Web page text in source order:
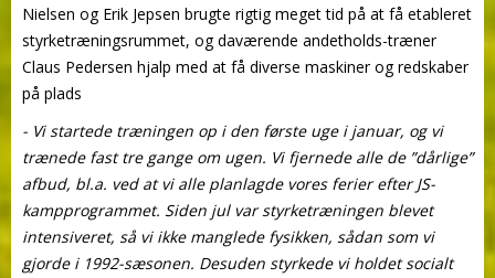
Nielsen og Erik Jepsen brugte rigtig meget tid på at få etableret
styrketræningsrummet, og daværende andetholds-træner
Claus Pedersen hjalp med at få diverse maskiner og redskaber
på plads
- Vi startede træningen op i den første uge i januar, og vi
trænede fast tre gange om ugen. Vi fjernede alle de ”dårlige”
afbud, bl.a. ved at vi alle planlagde vores ferier efter JS-
kampprogrammet. Siden jul var styrketræningen blevet
intensiveret, så vi ikke manglede fysikken, sådan som vi
gjorde i 1992-sæsonen. Desuden styrkede vi holdet socialt